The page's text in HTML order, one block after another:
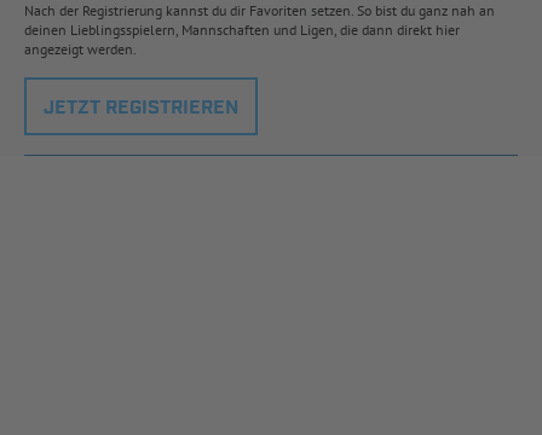
Nach der Registrierung kannst du dir Favoriten setzen. So bist du ganz nah an
deinen Lieblingsspielern, Mannschaften und Ligen, die dann direkt hier
angezeigt werden.
JETZT REGISTRIEREN